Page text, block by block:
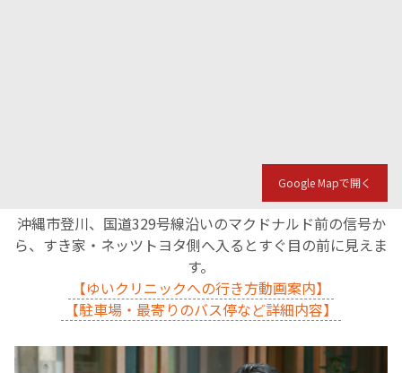
Google Mapで開く
沖縄市登川、国道329号線沿いのマクドナルド前の信号か
ら、すき家・ネッツトヨタ側へ入るとすぐ目の前に見えま
す。
【ゆいクリニックへの行き方動画案内】
【駐車場・最寄りのバス停など詳細内容】